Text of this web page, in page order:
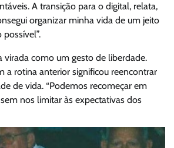
A transição para o digital, relata,
organizar minha vida de um jeito
virada como um gesto de liberdade.
a rotina anterior significou reencontrar
de vida. “Podemos recomeçar em
nos limitar às expectativas dos